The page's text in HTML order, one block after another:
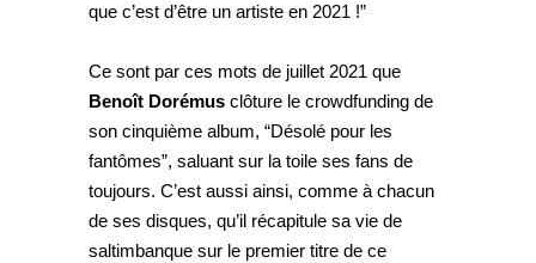
que c’est d’être un artiste en 2021 !”
Ce sont par ces mots de juillet 2021 que
Benoît Dorémus clôture le crowdfunding de
son cinquième album, “Désolé pour les
fantômes”, saluant sur la toile ses fans de
toujours. C’est aussi ainsi, comme à chacun
de ses disques, qu’il récapitule sa vie de
saltimbanque sur le premier titre de ce